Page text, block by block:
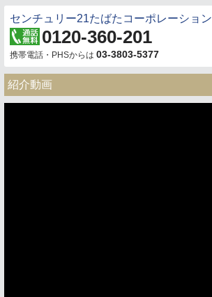
センチュリー21たばたコーポレーション
0120-360-201
携帯電話・PHSからは 03-3803-5377
紹介動画